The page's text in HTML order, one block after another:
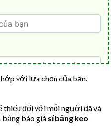
với lựa chọn của bạn.
thiếu đối với mỗi người đã và
bảng báo giá sỉ băng keo